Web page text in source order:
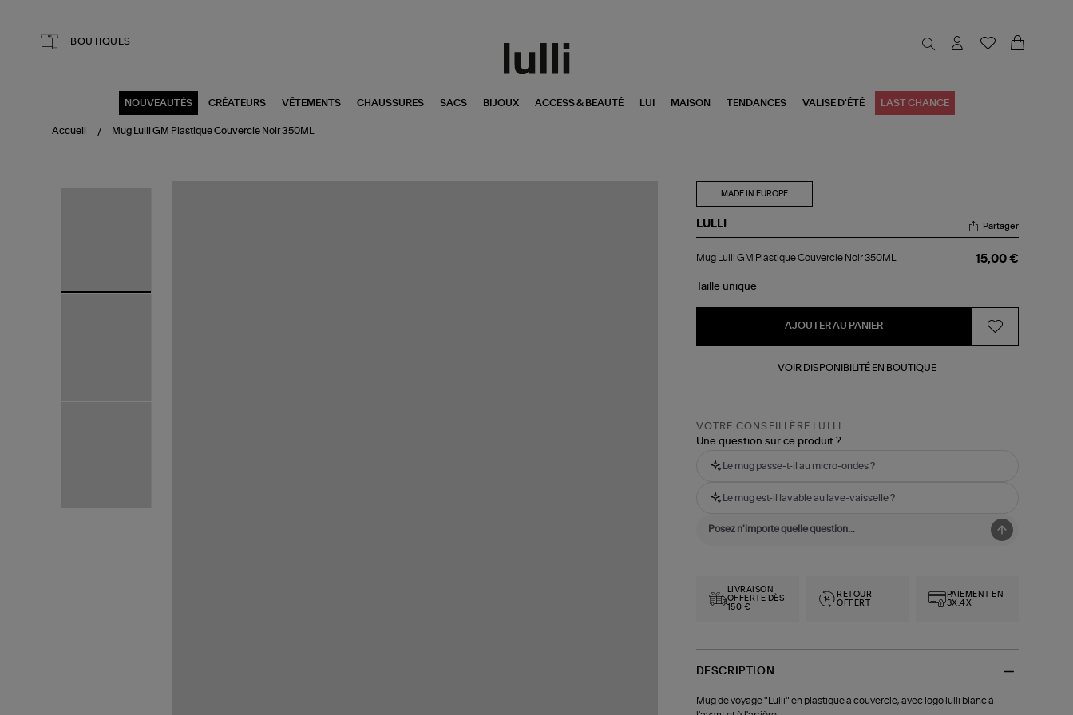
BOUTIQUES
NOUVEAUTÉS CRÉATEURS VÊTEMENTS CHAUSSURES SACS BIJOUX ACCESS & BEAUTÉ LUI MAISON TENDANCES VALISE D'ÉTÉ LAST CHANCE
Accueil Mug Lulli GM Plastique Couvercle Noir 350ML
MADE IN EUROPE
LULLI
Lulli
Plastique
Partager
Mug Lulli GM Plastique Couvercle Noir 350ML 15,00 €
Taille unique
AJOUTER AU PANIER
VOIR DISPONIBILITÉ EN BOUTIQUE
VOTRE CONSEILLÈRE LULLI
Une question sur ce produit ?
Le mug passe-t-il au micro-ondes ?
Le mug est-il lavable au lave-vaisselle ?
LIVRAISON
OFFERTE DÈS
150 €
RETOUR
OFFERT
PAIEMENT EN
3X,4X
DESCRIPTION
Mug de voyage "Lulli" en plastique à couvercle, avec logo lulli blanc à